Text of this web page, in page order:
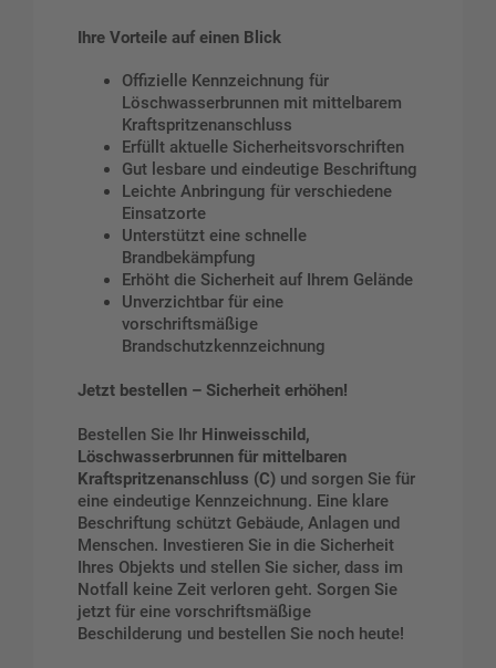
Ihre Vorteile auf einen Blick
Offizielle Kennzeichnung für
Löschwasserbrunnen mit mittelbarem
Kraftspritzenanschluss
Erfüllt aktuelle Sicherheitsvorschriften
Gut lesbare und eindeutige Beschriftung
Leichte Anbringung für verschiedene
Einsatzorte
Unterstützt eine schnelle
Brandbekämpfung
Erhöht die Sicherheit auf Ihrem Gelände
Unverzichtbar für eine
vorschriftsmäßige
Brandschutzkennzeichnung
Jetzt bestellen – Sicherheit erhöhen!
Bestellen Sie Ihr Hinweisschild,
Löschwasserbrunnen für mittelbaren
Kraftspritzenanschluss (C) und sorgen Sie für
eine eindeutige Kennzeichnung. Eine klare
Beschriftung schützt Gebäude, Anlagen und
Menschen. Investieren Sie in die Sicherheit
Ihres Objekts und stellen Sie sicher, dass im
Notfall keine Zeit verloren geht. Sorgen Sie
jetzt für eine vorschriftsmäßige
Beschilderung und bestellen Sie noch heute!